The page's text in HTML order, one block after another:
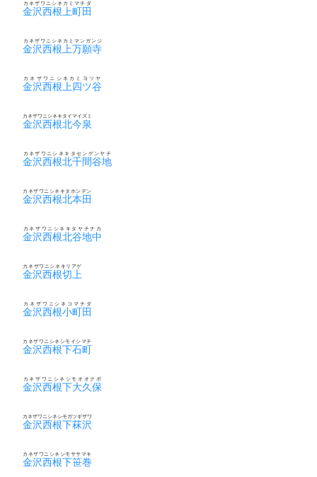
金沢西根上町田
カネザワニシネカミマチダ
金沢西根上万願寺
カネザワニシネカミマンガンジ
金沢西根上四ツ谷
カネザワニシネカミヨツヤ
金沢西根北今泉
カネザワニシネキタイマイズミ
金沢西根北千間谷地
カネザワニシネキタセンゲンヤチ
金沢西根北本田
カネザワニシネキタホンデン
金沢西根北谷地中
カネザワニシネキタヤチナカ
金沢西根切上
カネザワニシネキリアゲ
金沢西根小町田
カネザワニシネコマチダ
金沢西根下石町
カネザワニシネシモイシマチ
金沢西根下大久保
カネザワニシネシモオオクボ
金沢西根下菻沢
カネザワニシネシモガツギザワ
金沢西根下笹巻
カネザワニシネシモササマキ